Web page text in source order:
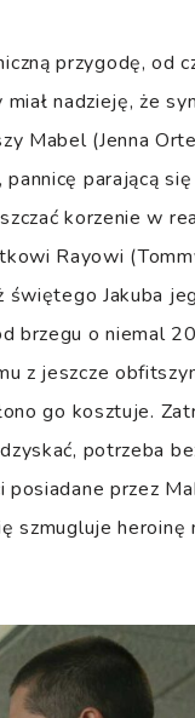
przygodę, od
nadzieję, że
Mabel (Jenna
parającą
korzenie w
Rayowi
świętego Jakuba
brzegu o niemal
z jeszcze
go kosztuje.
potrzeba
posiadane przez
szmugluje heroinę